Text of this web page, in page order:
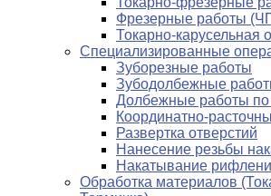
Фрезерные работы
Токарно-карусельная
Специализированные
Зуборезные работы
Зубодолбежные
Долбежные работы по
Координатно-
Развертка отверстий
Нанесение резьбы
Накатывание
Обработка материалов